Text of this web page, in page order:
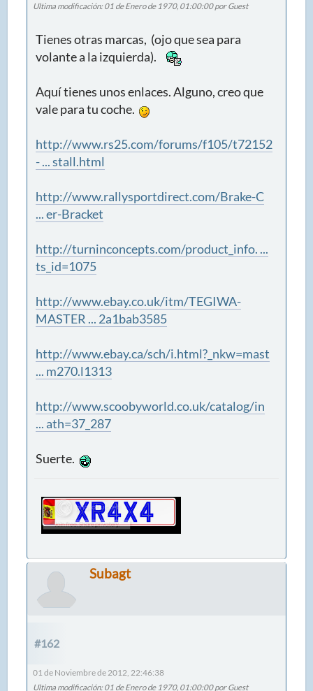
Ultima modificación: 01 de Enero de 1970, 01:00:00 por Guest
Tienes otras marcas, (ojo que sea para
volante a la izquierda).
Aquí tienes unos enlaces. Alguno, creo que
vale para tu coche.
http://www.rs25.com/forums/f105/t72152
- ... stall.html
http://www.rallysportdirect.com/Brake-C
... er-Bracket
http://turninconcepts.com/product_info. ...
ts_id=1075
http://www.ebay.co.uk/itm/TEGIWA-
MASTER ... 2a1bab3585
http://www.ebay.ca/sch/i.html?_nkw=mast
... m270.l1313
http://www.scoobyworld.co.uk/catalog/in
... ath=37_287
Suerte.
Subagt
#162
01 de Noviembre de 2012, 22:46:38
Ultima modificación: 01 de Enero de 1970, 01:00:00 por Guest